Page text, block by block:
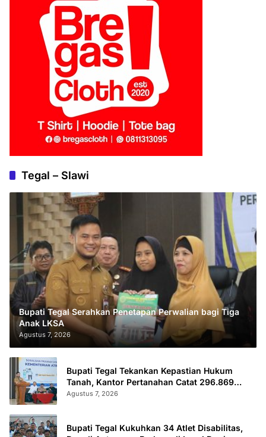
Tegal – Slawi
Bupati Tegal Serahkan Penetapan Perwalian bagi Tiga
Anak LKSA
Agustus 7, 2026
Bupati Tegal Tekankan Kepastian Hukum
Tanah, Kantor Pertanahan Catat 296.869
Sertifikat Terbit
Agustus 7, 2026
Bupati Tegal Kukuhkan 34 Atlet Disabilitas,